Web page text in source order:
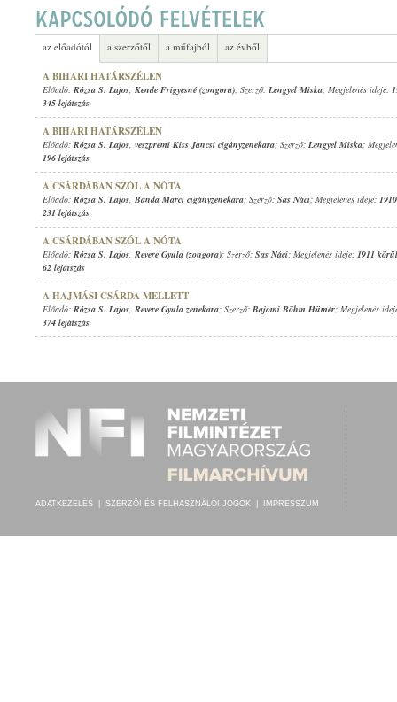
RÓZSA S. LAJOS NYÍREGYHÁZAI SÁRAI ELEMÉR CIGÁNYZENEKARA
az előadótól a szerzőtől a műfajból az évből
A BIHARI HATÁRSZÉLEN
Előadó: Rózsa S. Lajos, Kende Frigyesné (zongora); Szerző: Lengyel Miska; Megjelenés ideje:
345 lejátszás
A BIHARI HATÁRSZÉLEN
Előadó: Rózsa S. Lajos, veszprémi Kiss Jancsi cigányzenekara; Szerző: Lengyel Miska;
196 lejátszás
A CSÁRDÁBAN SZÓL A NÓTA
Előadó: Rózsa S. Lajos, Banda Marci cigányzenekara; Szerző: Sas Náci; Megjelenés ideje:
231 lejátszás
A CSÁRDÁBAN SZÓL A NÓTA
Előadó: Rózsa S. Lajos, Revere Gyula (zongora); Szerző: Sas Náci; Megjelenés ideje: 1911 körül
62 lejátszás
A HAJMÁSI CSÁRDA MELLETT
Előadó: Rózsa S. Lajos, Revere Gyula zenekara; Szerző: Bajomi Böhm Hümér; Megjelenés
374 lejátszás
ADATKEZELÉS SZERZŐI ÉS FELHASZNÁLÓI JOGOK IMPRESSZUM